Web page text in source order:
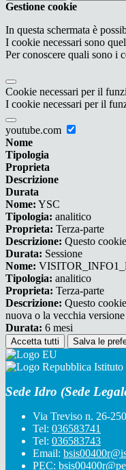
Gestione cookie
In questa schermata è
I cookie necessari sono
Per conoscere quali sono i
Cookie necessari per il
I cookie necessari per il
youtube.com
Nome
Tipologia
Proprieta
Descrizione
Durata
Nome: YSC
Tipologia: analitico
Proprieta: Terza-parte
Descrizione: Questo
Durata: Sessione
Nome:
Tipologia: analitico
Proprieta: Terza-parte
Descrizione: Questo
nuova o la vecchia
Durata: 6 mesi
Accetta tutti Salva le
Istituto
Sede Idro (Sede
Via Treviso n. 26-
Tel: 036583741
Tel: 036583743
Email:
PEC: